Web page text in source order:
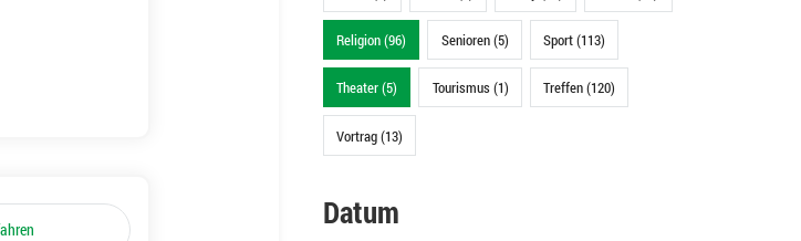
Religion (96) Senioren (5) Sport (113)
Theater (5) Tourismus (1) Treffen (120)
Vortrag (13)
Datum